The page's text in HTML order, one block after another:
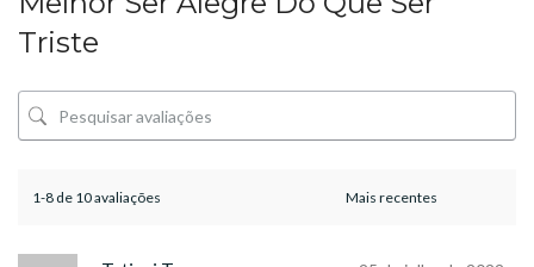
Triste
1-8 de 10 avaliações